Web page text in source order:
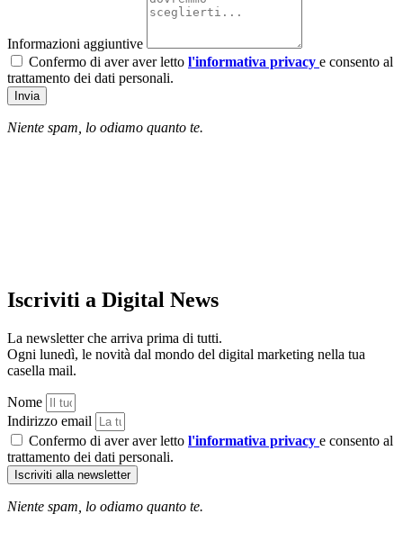
Informazioni aggiuntive
Confermo di aver aver letto l'informativa privacy e consento al
trattamento dei dati personali.
Invia
Niente spam, lo odiamo quanto te.
Iscriviti a Digital News
La newsletter che arriva prima di tutti.
Ogni lunedì, le novità dal mondo del digital marketing nella tua
casella mail.
Nome
Indirizzo email
Confermo di aver aver letto l'informativa privacy e consento al
trattamento dei dati personali.
Iscriviti alla newsletter
Niente spam, lo odiamo quanto te.